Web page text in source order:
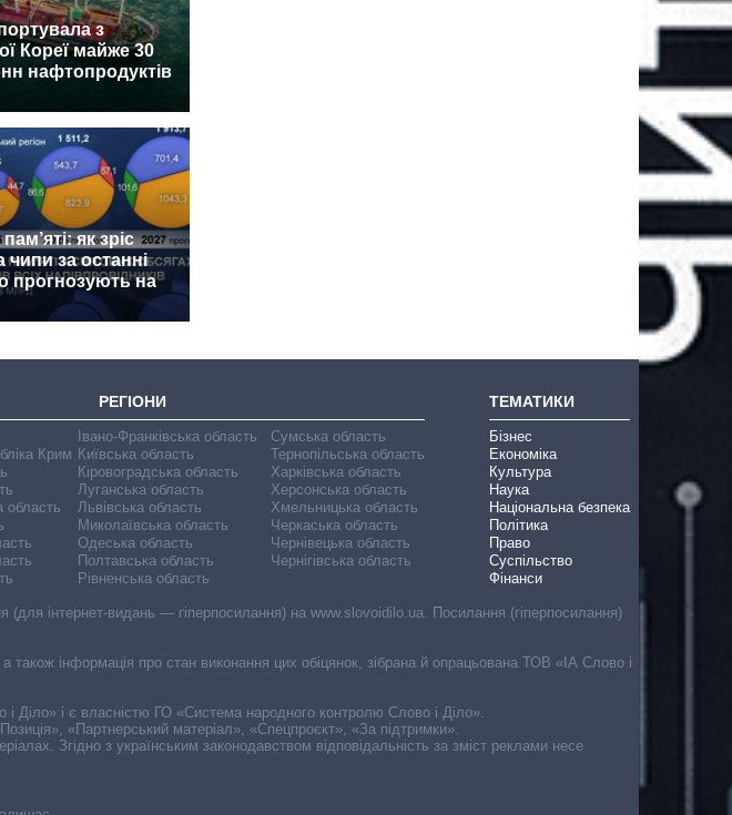
з
Кореї майже 30
нафтопродуктів
як зріс
чипи за останні
прогнозують на
РЕГІОНИ
Крим
область
Івано-Франківська область
Київська область
Кіровоградська область
Луганська область
Львівська область
Миколаївська область
Одеська область
Полтавська область
Рівненська область
Сумська область
Тернопільська область
Харківська область
Херсонська область
Хмельницька область
Черкаська область
Чернівецька область
Чернігівська область
ТЕМАТИКИ
Бізнес
Економіка
Культура
Наука
Національна безпека
Політика
Право
Суспільство
Фінанси
(для інтернет-видань — гіперпосилання) на www.slovoidilo.ua. Посилання (гіперпосилання)
також інформація про стан виконання цих обіцянок, зібрана й опрацьована ТОВ «ІА Слово і
Діло» і є власністю ГО «Система народного контролю Слово і Діло».
«Партнерський матеріал», «Спецпроєкт», «За підтримки».
Згідно з українським законодавством відповідальність за зміст реклами несе